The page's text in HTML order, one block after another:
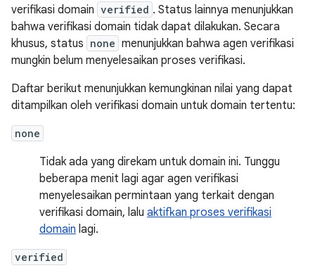
verifikasi domain verified . Status lainnya menunjukkan
bahwa verifikasi domain tidak dapat dilakukan. Secara
khusus, status none menunjukkan bahwa agen verifikasi
mungkin belum menyelesaikan proses verifikasi.
Daftar berikut menunjukkan kemungkinan nilai yang dapat
ditampilkan oleh verifikasi domain untuk domain tertentu:
none
Tidak ada yang direkam untuk domain ini. Tunggu
beberapa menit lagi agar agen verifikasi
menyelesaikan permintaan yang terkait dengan
verifikasi domain, lalu aktifkan proses verifikasi
domain lagi.
verified